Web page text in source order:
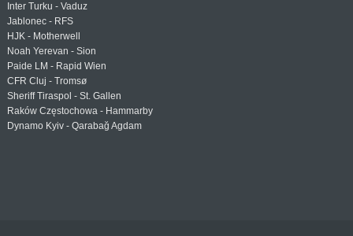
Inter Turku - Vaduz
Jablonec - RFS
HJK - Motherwell
Noah Yerevan - Sion
Paide LM - Rapid Wien
CFR Cluj - Tromsø
Sheriff Tiraspol - St. Gallen
Raków Częstochowa - Hammarby
Dynamo Kyiv - Qarabağ Agdam